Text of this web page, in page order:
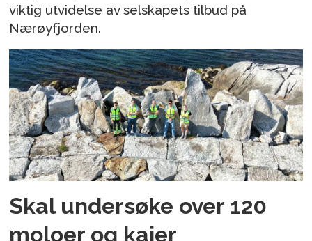
viktig utvidelse av selskapets tilbud på
Nærøyfjorden.
Skal undersøke over 120
moloer og kaier